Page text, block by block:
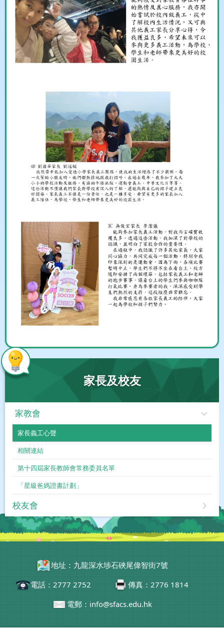
家長及校友
家教會
家長義工心聲
相關連結
第十四屆家長教師會常務委員名單
「星級爸媽證書計劃」
校友會
地址：九龍深水埗石硤尾偉智街7號
電話：2777 2752
傳真：2776 1814
電郵：info@sfacs.edu.hk